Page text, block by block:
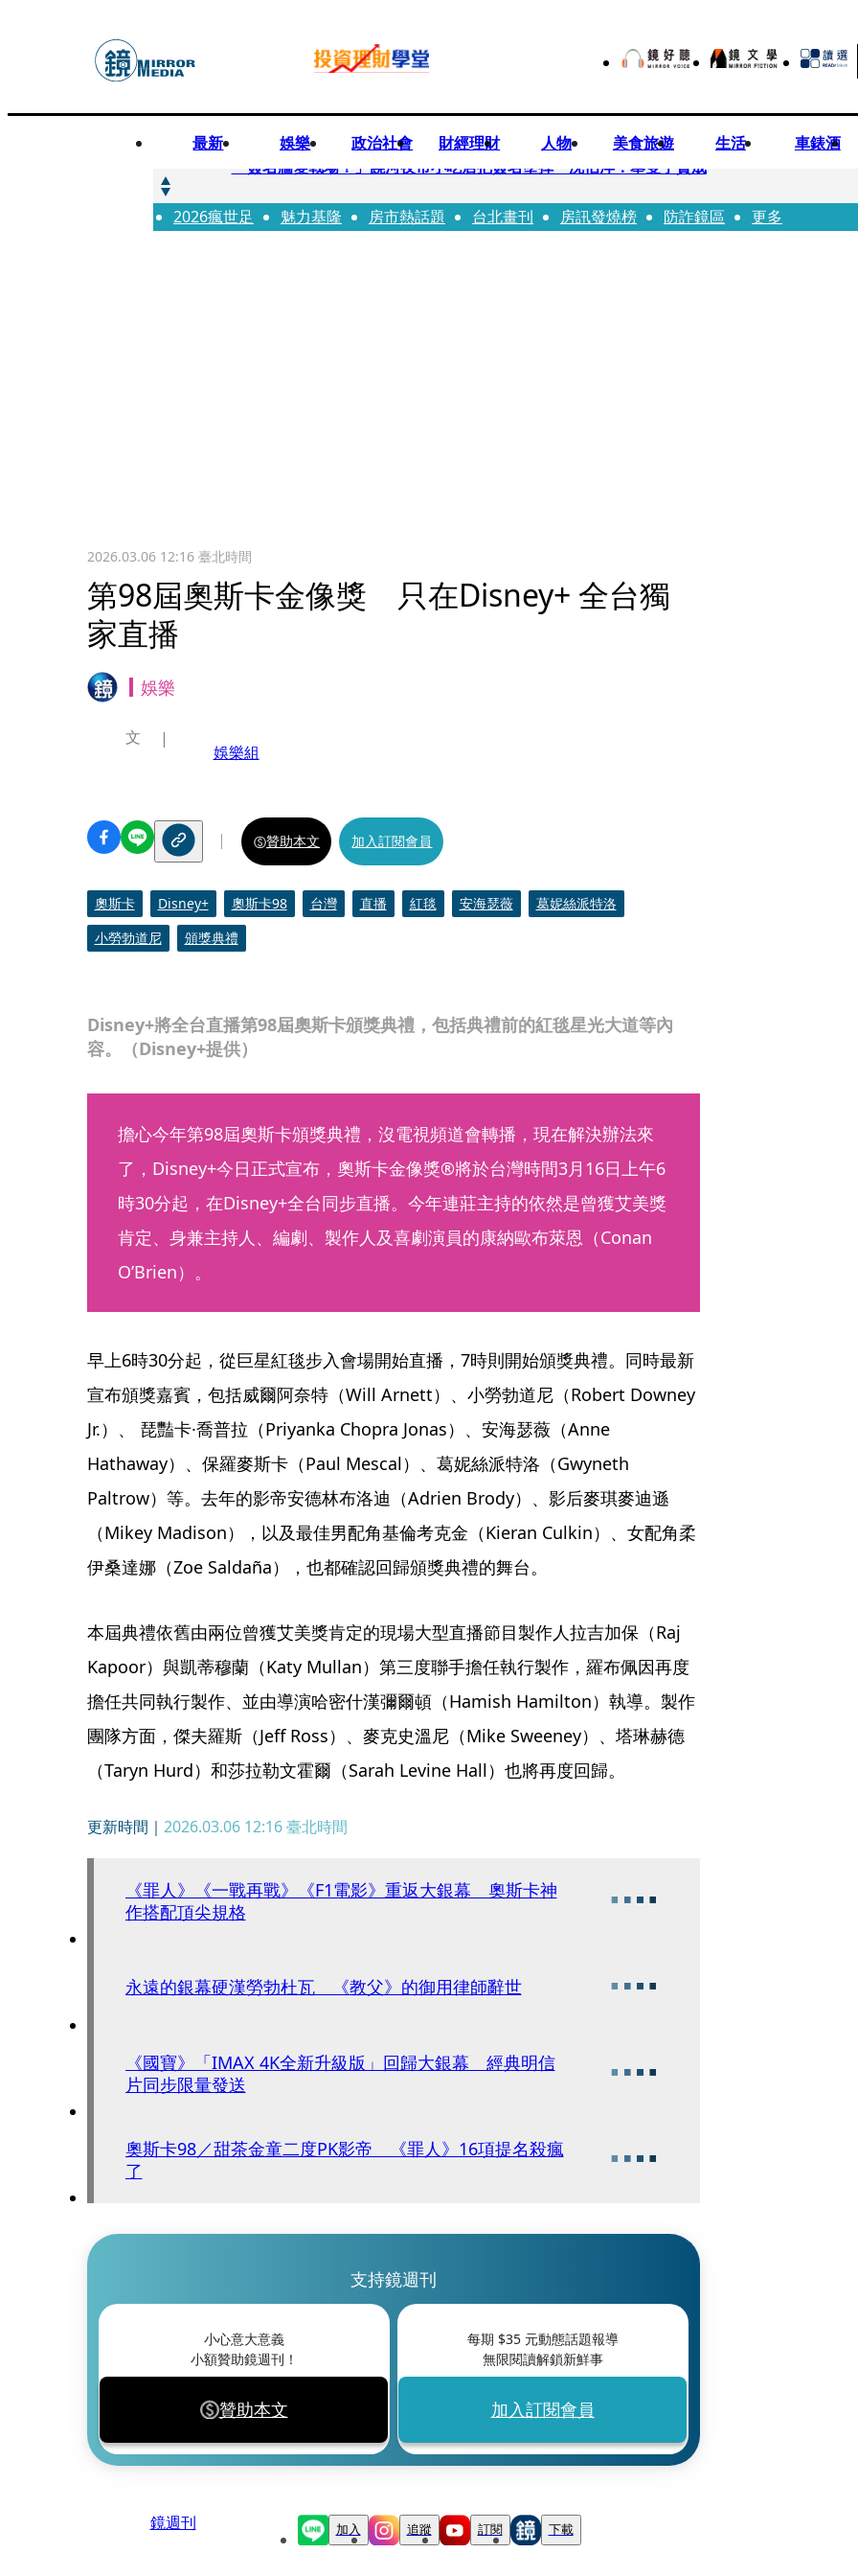
最新 娛樂 政治社會 財經理財 人物 美食旅遊 生活 車錶酒
快訊
「簽名牆變戰場！」饒河夜市小吃店把簽名塗掉 沈伯洋：舉雙手贊成
快訊
抛「雙AI」施政藍圖！徐欣瑩宣示無縫接軌楊文科 延續五支箭與十大交通建設
2026瘋世足 魅力基隆 房市熱話題 台北畫刊 房訊發燒榜 防詐鏡區 更多
2026.03.06 12:16臺北時間
第98屆奧斯卡金像獎 只在Disney+ 全台獨
家直播
娛樂
Disney+將全台直播第98屆奧斯卡頒獎典禮，包括典禮前的紅毯星光大道等內
容。（Disney+提供）
文
娛樂組
贊助本文 加入訂閱會員
奧斯卡 Disney+ 奧斯卡98 台灣 直播 紅毯 安海瑟薇
葛妮絲派特洛
小勞勃道尼
頒獎典禮
擔心今年第98屆奧斯卡頒獎典禮，沒電視頻道會轉播，現在解決辦法來
了，Disney+今日正式宣布，奧斯卡金像獎®將於台灣時間3月16日上午6
時30分起，在Disney+全台同步直播。今年連莊主持的依然是曾獲艾美獎
肯定、身兼主持人、編劇、製作人及喜劇演員的康納歐布萊恩（Conan
O’Brien）。
早上6時30分起，從巨星紅毯步入會場開始直播，7時則開始頒獎典禮。同時最新
宣布頒獎嘉賓，包括威爾阿奈特（Will Arnett）、小勞勃道尼（Robert Downey
Jr.）、 琵豔卡·喬普拉（Priyanka Chopra Jonas）、安海瑟薇（Anne
Hathaway）、保羅麥斯卡（Paul Mescal）、葛妮絲派特洛（Gwyneth
Paltrow）等。去年的影帝安德林布洛迪（Adrien Brody）、影后麥琪麥迪遜
（Mikey Madison），以及最佳男配角基倫考克金（Kieran Culkin）、女配角柔
伊桑達娜（Zoe Saldaña），也都確認回歸頒獎典禮的舞台。
本屆典禮依舊由兩位曾獲艾美獎肯定的現場大型直播節目製作人拉吉加保（Raj
Kapoor）與凱蒂穆蘭（Katy Mullan）第三度聯手擔任執行製作，羅布佩因再度
擔任共同執行製作、並由導演哈密什漢彌爾頓（Hamish Hamilton）執導。製作
團隊方面，傑夫羅斯（Jeff Ross）、麥克史溫尼（Mike Sweeney）、塔琳赫德
（Taryn Hurd）和莎拉勒文霍爾（Sarah Levine Hall）也將再度回歸。
更新時間｜ 2026.03.06 12:16臺北時間
《罪人》《一戰再戰》《F1電影》重返大銀幕 奧斯卡神
作搭配頂尖規格
永遠的銀幕硬漢勞勃杜瓦 《教父》的御用律師辭世
《國寶》「IMAX 4K全新升級版」回歸大銀幕 經典明信
片同步限量發送
奧斯卡98／甜茶金童二度PK影帝 《罪人》16項提名殺瘋
了
支持鏡週刊
小心意大意義
小額贊助鏡週刊！
贊助本文
每期 $35元動態話題報導
無限閱讀解鎖新鮮事
加入訂閱會員
鏡週刊 加入 追蹤 訂閱 下載